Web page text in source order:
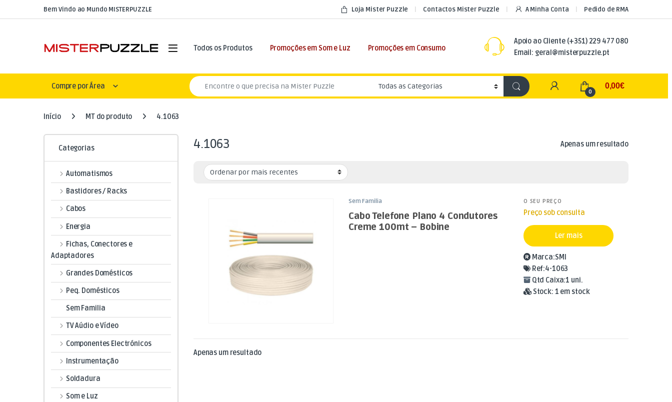
Skip to navigation
Skip to contentBem Vindo ao Mundo MISTERPUZZLE Loja Mister Puzzle Contactos Mister Puzzle A Minha Conta Pedido de RMA
Open Todos os Produtos Promoções em Som e Luz Promoções em Consumo
Apoio ao Cliente(+351) 229 477 080
Email: geral@misterpuzzle.pt
Compre por Área
Search for:
My Account
0
0,00€
Início MT do produto 4.1063
4.1063 Apenas um resultado
Sem Familia
Cabo Telefone Plano 4 Condutores
Creme 100mt – Bobine
O SEU PREÇO
Preço sob consulta
Ler mais
Marca:SMI
Ref:4-1063
Qtd Caixa:1 uni.
Stock: 1 em stock
Apenas um resultado
Categorias
Automatismos
Bastidores / Racks
Cabos
Energia
Fichas, Conectores e
Adaptadores
Grandes Domésticos
Peq. Domésticos
Sem Familia
TV Aúdio e Vídeo
Componentes Electrónicos
Instrumentação
Soldadura
Som e Luz